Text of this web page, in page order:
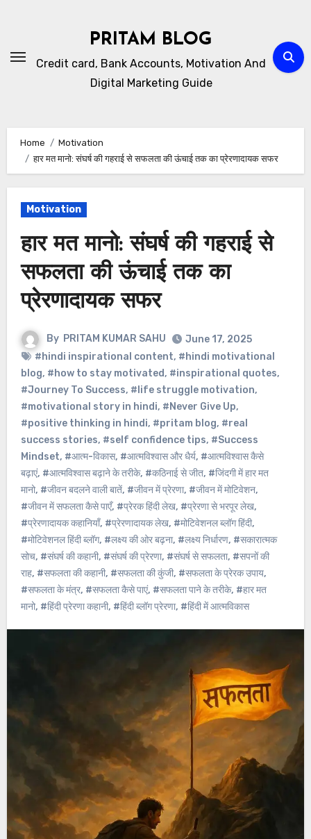
PRITAM BLOG
Credit card, Bank Accounts, Motivation And
Digital Marketing Guide
Home
Motivation
हार मत मानो: संघर्ष की गहराई से सफलता की ऊंचाई तक का प्रेरणादायक सफर
Motivation
हार मत मानो: संघर्ष की गहराई से
सफलता की ऊंचाई तक का
प्रेरणादायक सफर
By PRITAM KUMAR SAHU
June 17, 2025
#hindi inspirational content, #hindi motivational
blog, #how to stay motivated, #inspirational quotes,
#Journey To Success, #life struggle motivation,
#motivational story in hindi, #Never Give Up,
#positive thinking in hindi, #pritam blog, #real
success stories, #self confidence tips, #Success
Mindset, #आत्म-विकास, #आत्मविश्वास और धैर्य, #आत्मविश्वास कैसे
बढ़ाएं, #आत्मविश्वास बढ़ाने के तरीके, #कठिनाई से जीत, #जिंदगी में हार मत
मानो, #जीवन बदलने वाली बातें, #जीवन में प्रेरणा, #जीवन में मोटिवेशन,
#जीवन में सफलता कैसे पाएँ, #प्रेरक हिंदी लेख, #प्रेरणा से भरपूर लेख,
#प्रेरणादायक कहानियाँ, #प्रेरणादायक लेख, #मोटिवेशनल ब्लॉग हिंदी,
#मोटिवेशनल हिंदी ब्लॉग, #लक्ष्य की ओर बढ़ना, #लक्ष्य निर्धारण, #सकारात्मक
सोच, #संघर्ष की कहानी, #संघर्ष की प्रेरणा, #संघर्ष से सफलता, #सपनों की
राह, #सफलता की कहानी, #सफलता की कुंजी, #सफलता के प्रेरक उपाय,
#सफलता के मंत्र, #सफलता कैसे पाएं, #सफलता पाने के तरीके, #हार मत
मानो, #हिंदी प्रेरणा कहानी, #हिंदी ब्लॉग प्रेरणा, #हिंदी में आत्मविकास